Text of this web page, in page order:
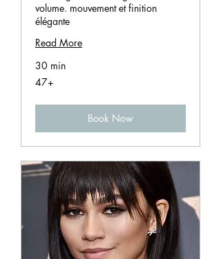
volume. mouvement et finition
élégante
Read More
30 min
47+
47+
Book Now